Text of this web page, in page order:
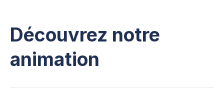
Découvrez notre
animation